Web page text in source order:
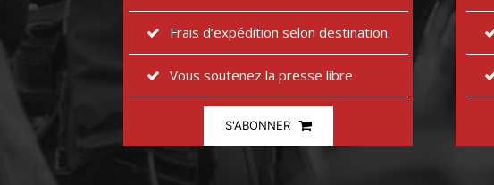
Frais d’expédition selon destination.
Vous soutenez la presse libre
S'ABONNER